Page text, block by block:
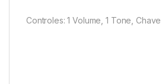
Controles: 1 Volume, 1 Tone,